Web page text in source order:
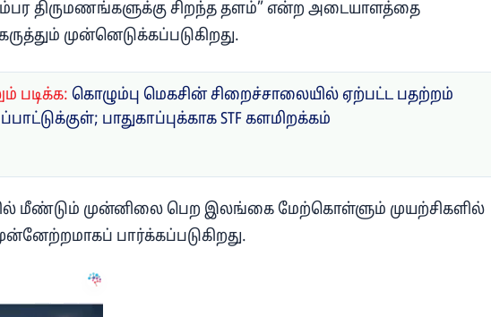
திருமணங்களுக்கு சிறந்த தளம்” என்ற அடையாளத்தை
முன்னெடுக்கப்படுகிறது.
படிக்க: கொழும்பு மெகசின் சிறைச்சாலையில் ஏற்பட்ட பதற்றம்
பாதுகாப்புக்காக STF களமிறக்கம்
மீண்டும் முன்னிலை பெற இலங்கை மேற்கொள்ளும் முயற்சிகளில்
பார்க்கப்படுகிறது.